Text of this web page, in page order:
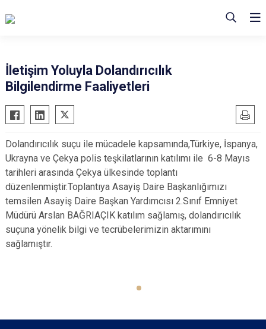
İletişim Yoluyla Dolandırıcılık
Bilgilendirme Faaliyetleri
Dolandırıcılık suçu ile mücadele kapsamında,Türkiye, İspanya,
Ukrayna ve Çekya polis teşkilatlarının katılımı ile 6-8 Mayıs
tarihleri arasında Çekya ülkesinde toplantı
düzenlenmiştir.Toplantıya Asayiş Daire Başkanlığımızı
temsilen Asayiş Daire Başkan Yardımcısı 2.Sınıf Emniyet
Müdürü Arslan BAĞRIAÇIK katılım sağlamış, dolandırıcılık
suçuna yönelik bilgi ve tecrübelerimizin aktarımını
sağlamıştır.